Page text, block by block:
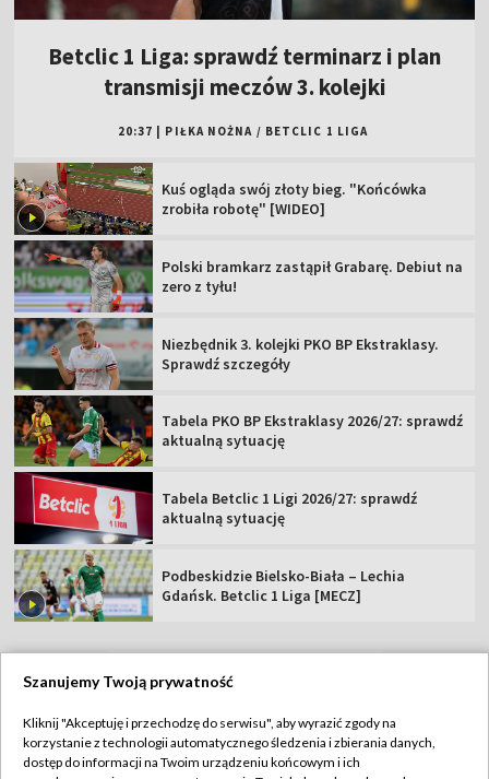
Betclic 1 Liga: sprawdź terminarz i plan
transmisji meczów 3. kolejki
20:37 PIŁKA NOŻNA / BETCLIC 1 LIGA
Kuś ogląda swój złoty bieg. "Końcówka
zrobiła robotę" [WIDEO]
Polski bramkarz zastąpił Grabarę. Debiut na
zero z tyłu!
Niezbędnik 3. kolejki PKO BP Ekstraklasy.
Sprawdź szczegóły
Tabela PKO BP Ekstraklasy 2026/27: sprawdź
aktualną sytuację
Tabela Betclic 1 Ligi 2026/27: sprawdź
aktualną sytuację
Podbeskidzie Bielsko-Biała – Lechia
Gdańsk. Betclic 1 Liga [MECZ]
Abonament TVP
Regulamin TVP
Szanujemy Twoją prywatność
Kliknij "Akceptuję i przechodzę do serwisu", aby wyrazić zgody na
korzystanie z technologii automatycznego śledzenia i zbierania danych,
dostęp do informacji na Twoim urządzeniu końcowym i ich